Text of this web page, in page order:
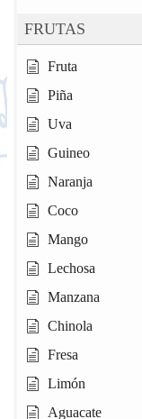
FRUTAS
Fruta
Piña
Uva
Guineo
Naranja
Coco
Mango
Lechosa
Manzana
Chinola
Fresa
Limón
Aguacate